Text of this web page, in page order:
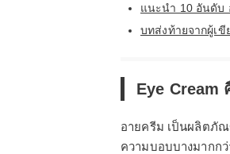
แนะนำ 10 อันดับ
บทส่งท้ายจากผู้เขี
Eye Cream
อายครีม เป็นผลิตภัณ
ความบอบบางมากก